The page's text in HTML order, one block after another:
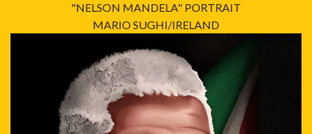
"NELSON MANDELA" PORTRAIT
MARIO SUGHI/IRELAND